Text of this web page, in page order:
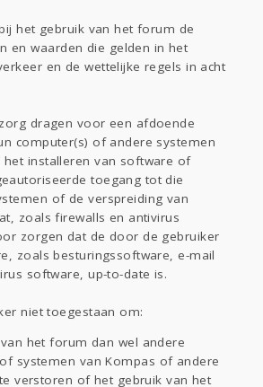
het gebruik van het forum de
en waarden die gelden in het
en de wettelijke regels in acht
dragen voor een afdoende
computer(s) of andere systemen
installeren van software of
toegang tot die
of de verspreiding van
zoals firewalls en antivirus
zorgen dat de door de gebruiker
zoals besturingssoftware, e-mail
software, up-to-date is.
niet toegestaan om:
het forum dan wel andere
systemen van Kompas of andere
verstoren of het gebruik van het